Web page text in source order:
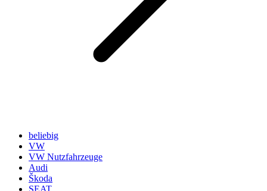
beliebig
VW
VW Nutzfahrzeuge
Audi
Škoda
SEAT